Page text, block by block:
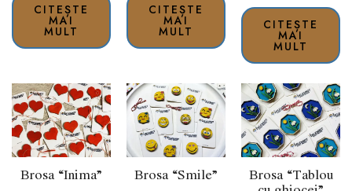
CITEȘTE
MAI
MULT
CITEȘTE
MAI
MULT CITEȘTE
MAI
MULT
Brosa “Inima” Brosa “Smile” Brosa “Tablou